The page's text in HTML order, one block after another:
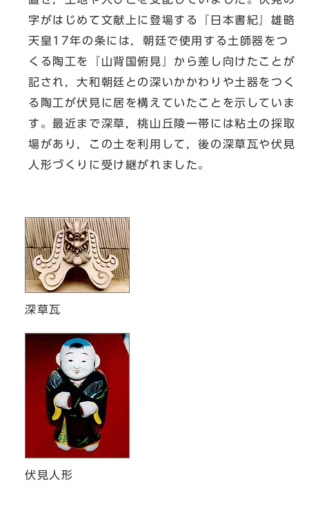
字がはじめて文献上に登場する『日本書紀』雄略
天皇17年の条には，朝廷で使用する土師器をつ
くる陶工を『山背国俯見』から差し向けたことが
記され，大和朝廷との深いかかわりや土器をつく
る陶工が伏見に居を構えていたことを示していま
す。最近まで深草，桃山丘陵一帯には粘土の採取
場があり，この土を利用して，後の深草瓦や伏見
人形づくりに受け継がれました。
深草瓦
伏見人形